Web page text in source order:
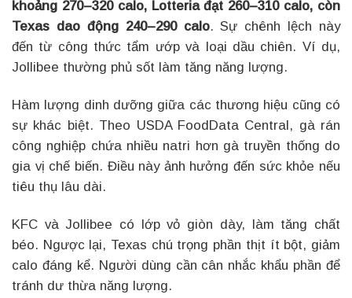
khoảng 270–320 calo, Lotteria đạt 260–310 calo, còn
Texas dao động 240–290 calo. Sự chênh lệch này
đến từ công thức tẩm ướp và loại dầu chiên. Ví dụ,
Jollibee thường phủ sốt làm tăng năng lượng.
Hàm lượng dinh dưỡng giữa các thương hiệu cũng có
sự khác biệt. Theo USDA FoodData Central, gà rán
công nghiệp chứa nhiều natri hơn gà truyền thống do
gia vị chế biến. Điều này ảnh hưởng đến sức khỏe nếu
tiêu thụ lâu dài.
KFC và Jollibee có lớp vỏ giòn dày, làm tăng chất
béo. Ngược lại, Texas chú trọng phần thịt ít bột, giảm
calo đáng kể. Người dùng cần cân nhắc khẩu phần để
tránh dư thừa năng lượng.